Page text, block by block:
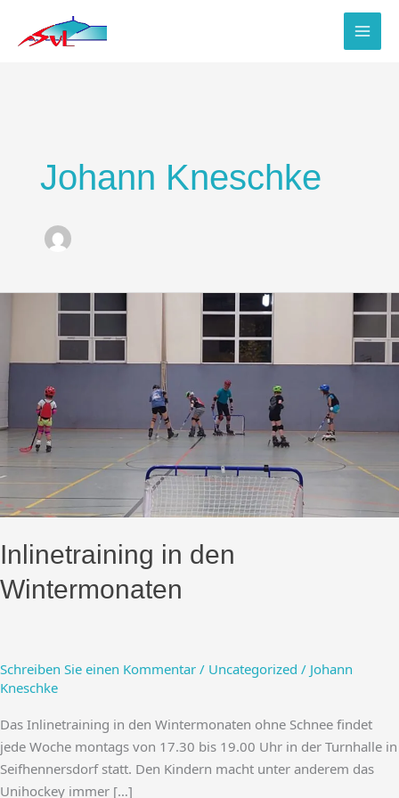
Inhalt
Johann Kneschke
Inlinetraining in den
Wintermonaten
Schreiben Sie einen Kommentar / Uncategorized / Johann
Kneschke
Das Inlinetraining in den Wintermonaten ohne Schnee findet
jede Woche montags von 17.30 bis 19.00 Uhr in der Turnhalle in
Seifhennersdorf statt. Den Kindern macht unter anderem das
Unihockey immer […]